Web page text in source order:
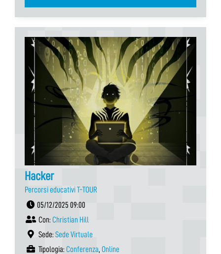
Hacker
Percorsi educativi T-TOUR
05/12/2025 09:00
Con: Christian Hill
Sede: Sede Virtuale
Tipologia: Conferenza, Online